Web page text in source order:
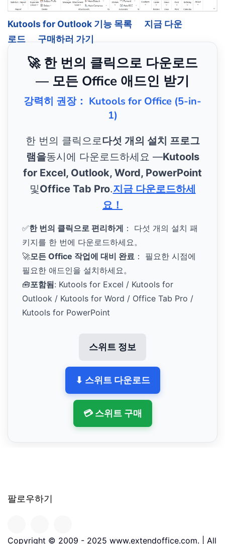
Kutools for Outlook 기능 목록
지금 다운
로드
구매하러 가기
🚀 한 번의 클릭으로 다운로드
— 모든 Office 애드인 받기
강력히 권장： Kutools for Office (5-in-
1)
한 번의 클릭으로다섯 개의 설치 프로그
램을동시에 다운로드하세요 —Kutools
for Excel, Outlook, Word, PowerPoint
및Office Tab Pro.지금 다운로드하세
요！
✅한 번의 클릭으로 편리하게 ： 다섯 개의 설치 패
키지를 한 번에 다운로드하세요。
🚀모든 Office 작업에 대비 완료 ： 필요한 시점에
필요한 애드인을 설치하세요。
🧰포함됨: Kutools for Excel / Kutools for
Outlook / Kutools for Word / Office Tab Pro /
Kutools for PowerPoint
스위트 정보
⬇ 스위트 다운로드
💳 스위트 구매
팔로우하기
Copyright © 2009 - 2025 www.extendoffice.com. | All